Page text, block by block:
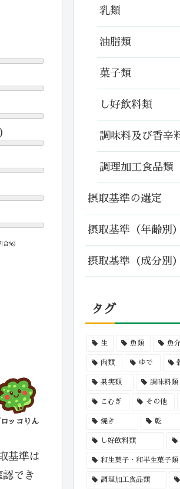
%）
ロッコりん
基準は
認でき
乳類
油脂類
菓子類
し好飲料類
調味料及び香辛
調理加工食品類
摂取基準の選定
摂取基準（年齢別）
摂取基準（成分別）
タグ
生 魚類 魚
肉類 ゆで
果実類 調味料類
こむぎ その他
焼き 乾
し好飲料類
和生菓子・和半生菓子類
調理加工食品類